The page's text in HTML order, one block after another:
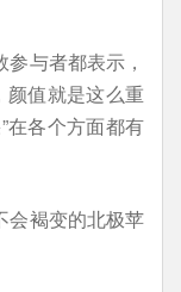
与者都表示，
颜值就是这么重
在各个方面都有
会褐变的北极苹